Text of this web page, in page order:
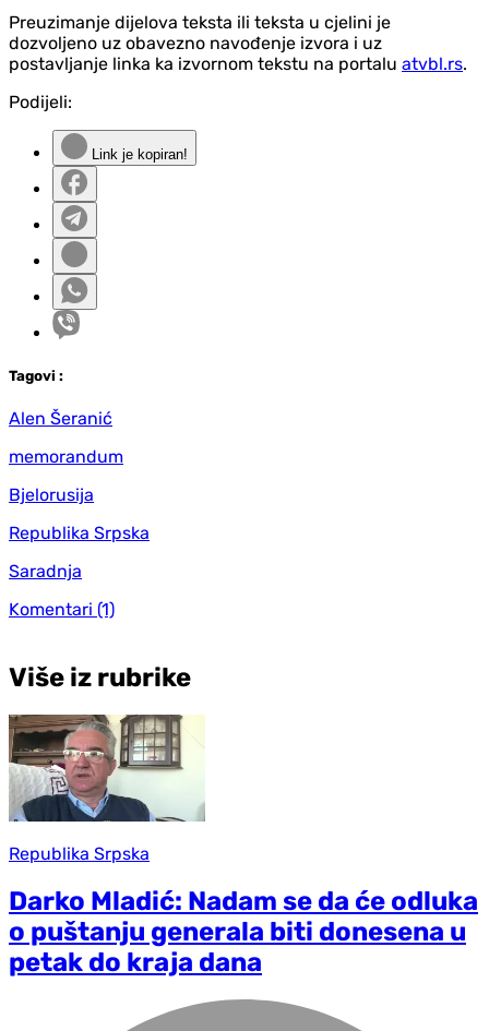
Preuzimanje dijelova teksta ili teksta u cjelini je
dozvoljeno uz obavezno navođenje izvora i uz
postavljanje linka ka izvornom tekstu na portalu atvbl.rs.
Podijeli:
Link je kopiran!
Tagovi :
Alen Šeranić
memorandum
Bjelorusija
Republika Srpska
Saradnja
Komentari (1)
Više iz rubrike
Republika Srpska
Darko Mladić: Nadam se da će odluka
o puštanju generala biti donesena u
petak do kraja dana